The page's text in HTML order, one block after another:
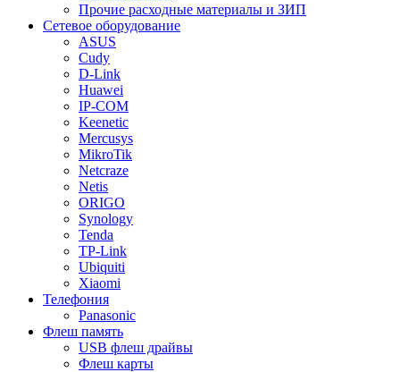
Прочие расходные материалы и ЗИП
Сетевое оборудование
ASUS
Cudy
D-Link
Huawei
IP-COM
Keenetic
Mercusys
MikroTik
Netcraze
Netis
ORIGO
Synology
Tenda
TP-Link
Ubiquiti
Xiaomi
Телефония
Panasonic
Флеш память
USB флеш драйвы
Флеш карты